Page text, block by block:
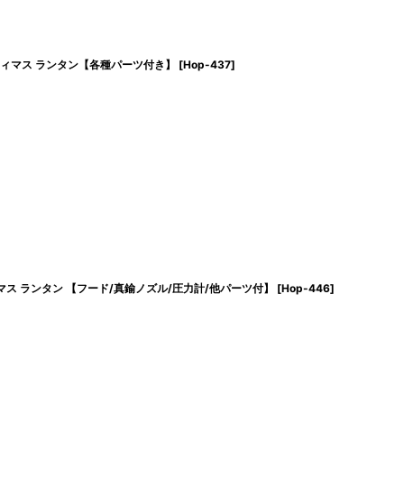
ス ランタン【各種パーツ付き】 [Hop-437]
ランタン 【フード/真鍮ノズル/圧力計/他パーツ付】 [Hop-446]